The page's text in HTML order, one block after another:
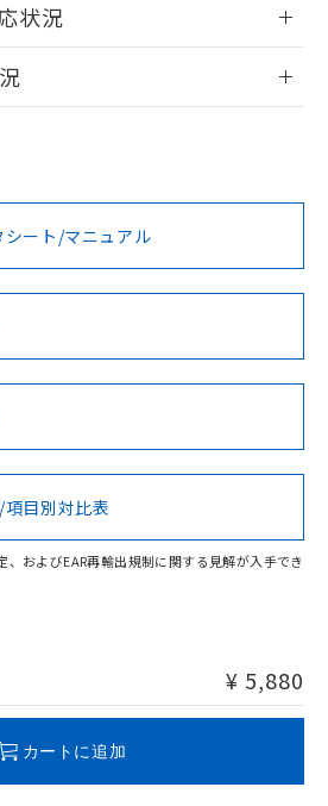
す。
グイン/会員登録
利用いただく前に、以下を必ずお読
状況
凡例
・凡例
Cd Cr(VI)
する可能性があります。
ート/マニュアル
目別対比表
、およびEAR再輸出規制に関する見解が入手でき
¥ 5,880
カートに追加